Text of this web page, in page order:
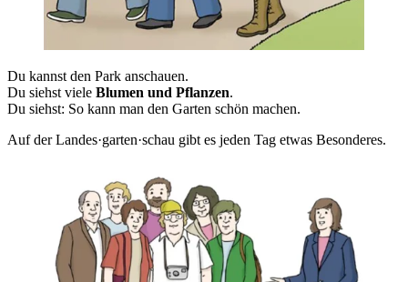
Du kannst den Park anschauen.
Du siehst viele Blumen und Pflanzen.
Du siehst: So kann man den Garten schön machen.
Auf der Landes·garten·schau gibt es jeden Tag etwas Besonderes.